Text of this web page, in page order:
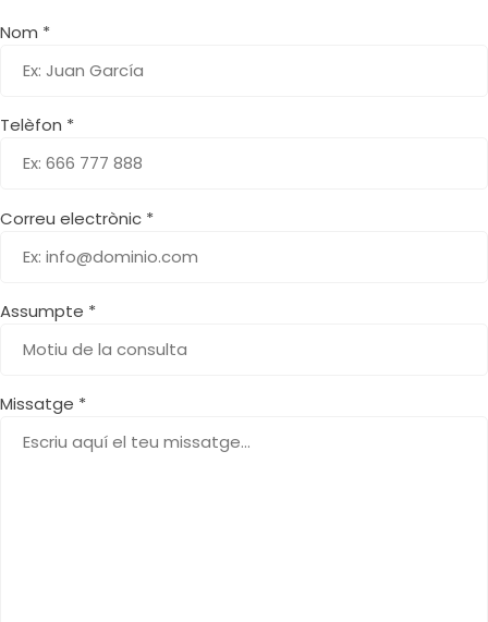
Nom *
Telèfon *
Correu electrònic *
Assumpte *
Missatge *